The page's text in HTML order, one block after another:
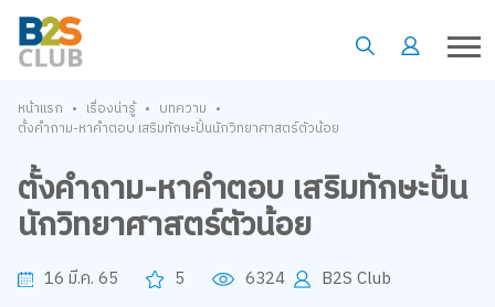
หน้าแรก • เรื่องน่ารู้ • บทความ •
ตั้งคำถาม-หาคำตอบ เสริมทักษะปั้นนักวิทยาศาสตร์ตัวน้อย
ตั้งคำถาม-หาคำตอบ เสริมทักษะปั้น
นักวิทยาศาสตร์ตัวน้อย
16 มี.ค. 65 5 6324 B2S Club